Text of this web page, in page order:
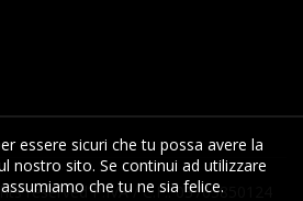
reserved P.IVA / C.F.: 03763850124
essere sicuri che tu possa avere la
nostro sito. Se continui ad utilizzare
che tu ne sia felice.